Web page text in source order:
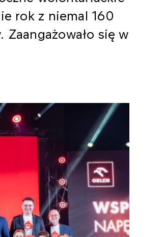
rok z niemal 160
się w